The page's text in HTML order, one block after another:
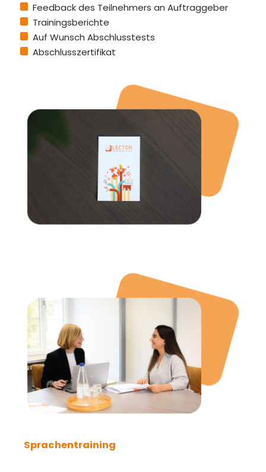
Feedback des Teilnehmers an Auftraggeber
Trainingsberichte
Auf Wunsch Abschlusstests
Abschlusszertifikat
Sprachentraining